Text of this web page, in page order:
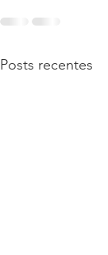
Posts recentes